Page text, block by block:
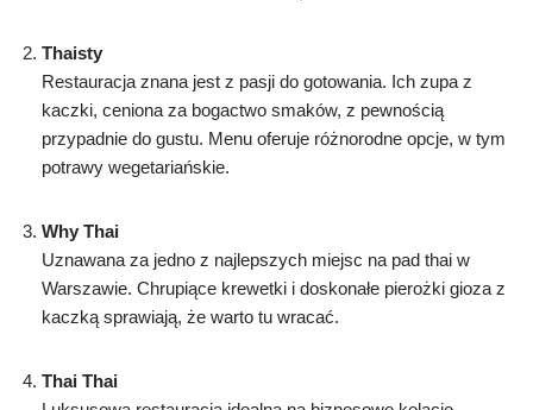
Thaisty
Restauracja znana jest z pasji do gotowania. Ich zupa z
kaczki, ceniona za bogactwo smaków, z pewnością
przypadnie do gustu. Menu oferuje różnorodne opcje, w tym
potrawy wegetariańskie.
Why Thai
Uznawana za jedno z najlepszych miejsc na pad thai w
Warszawie. Chrupiące krewetki i doskonałe pierożki gioza z
kaczką sprawiają, że warto tu wracać.
Thai Thai